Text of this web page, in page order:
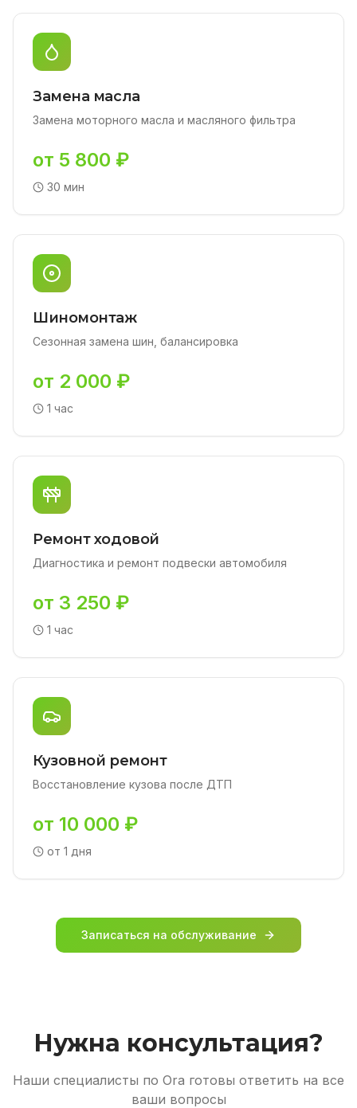
Замена масла
Замена моторного масла и масляного фильтра
от 5 800 ₽
30 мин
Шиномонтаж
Сезонная замена шин, балансировка
от 2 000 ₽
1 час
Ремонт ходовой
Диагностика и ремонт подвески автомобиля
от 3 250 ₽
1 час
Кузовной ремонт
Восстановление кузова после ДТП
от 10 000 ₽
от 1 дня
Записаться на обслуживание
Нужна консультация?
Наши специалисты по Ora готовы ответить на все
ваши вопросы